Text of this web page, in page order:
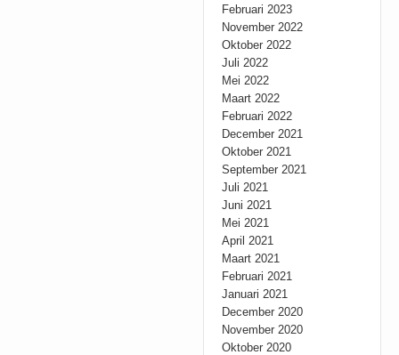
Februari 2023
November 2022
Oktober 2022
Juli 2022
Mei 2022
Maart 2022
Februari 2022
December 2021
Oktober 2021
September 2021
Juli 2021
Juni 2021
Mei 2021
April 2021
Maart 2021
Februari 2021
Januari 2021
December 2020
November 2020
Oktober 2020